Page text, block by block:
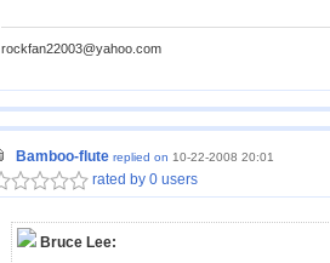
rockfan22003@yahoo.com
Bamboo-flute replied on 10-22-2008 20:01
rated by 0 users
Bruce Lee: